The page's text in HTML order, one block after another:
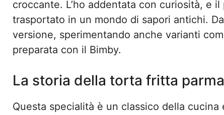
croccante. L’ho addentata con curiosità, e
trasportato in un mondo di sapori antichi.
versione, sperimentando anche varianti
preparata con il Bimby.
La storia della torta fritta parma
Questa specialità è un classico della